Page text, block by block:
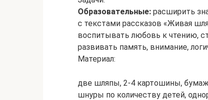
Образовательные: расширить
с текстами рассказов «Живая
воспитывать любовь к чтению,
развивать память, внимание,
Материал:
две шляпы, 2-4 картошины,
шнуры по количеству детей,